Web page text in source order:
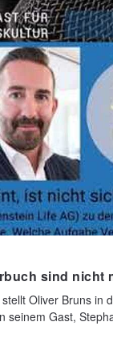
sind nicht
Oliver Bruns in
seinem Gast,